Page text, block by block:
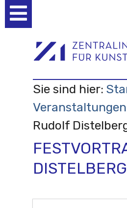
Werkzeuge
Sie sind hier:
Veranstaltungen
Rudolf